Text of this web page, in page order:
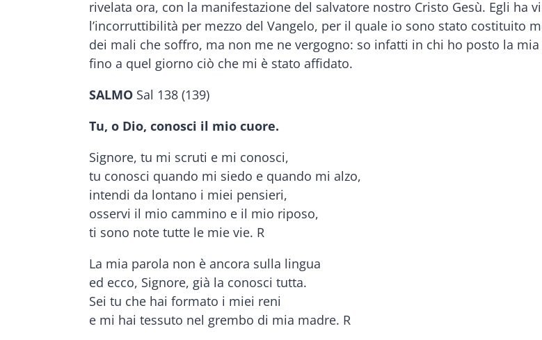
rivelata ora, con la manifestazione del salvatore nostro Cristo Gesù. Egli ha
l’incorruttibilità per mezzo del Vangelo, per il quale io sono stato costituito
dei mali che soffro, ma non me ne vergogno: so infatti in chi ho posto la
fino a quel giorno ciò che mi è stato affidato.
SALMO Sal 138 (139)
Tu, o Dio, conosci il mio cuore.
Signore, tu mi scruti e mi conosci,
tu conosci quando mi siedo e quando mi alzo,
intendi da lontano i miei pensieri,
osservi il mio cammino e il mio riposo,
ti sono note tutte le mie vie. R
La mia parola non è ancora sulla lingua
ed ecco, Signore, già la conosci tutta.
Sei tu che hai formato i miei reni
e mi hai tessuto nel grembo di mia madre. R